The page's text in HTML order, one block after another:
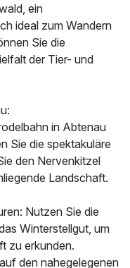
ein
ideal zum Wandern
Sie die
der Tier- und
in Abtenau
Sie die spektakuläre
den Nervenkitzel
Landschaft.
Nutzen Sie die
Winterstellgut, um
zu erkunden.
den nahegelegenen